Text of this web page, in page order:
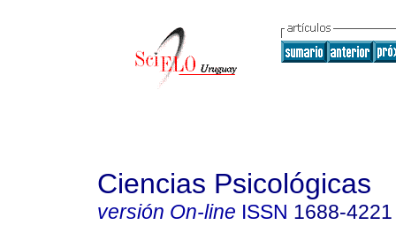
Ciencias Psicológicas
versión On-line ISSN 1688-4221